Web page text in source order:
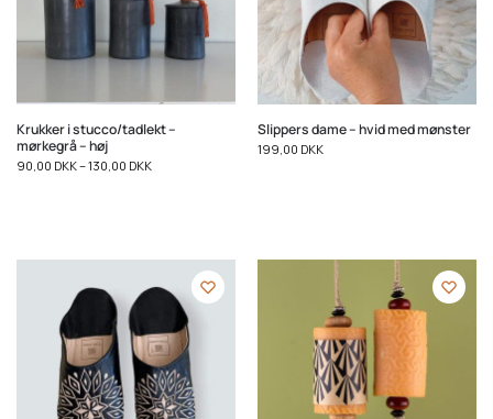
Krukker i stucco/tadlekt –
mørkegrå – høj
90,00 DKK–130,00 DKK
Slippers dame – hvid med mønster
199,00 DKK